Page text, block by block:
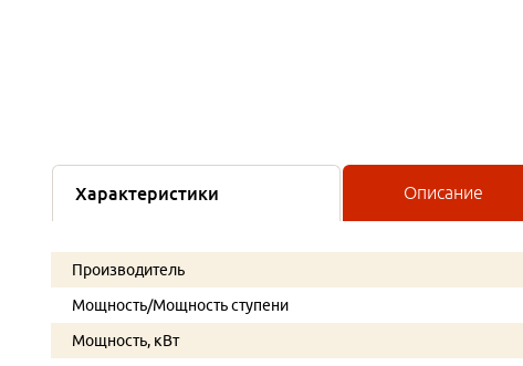
Характеристики Описание
Производитель
Мощность/Мощность ступени
Мощность, кВт